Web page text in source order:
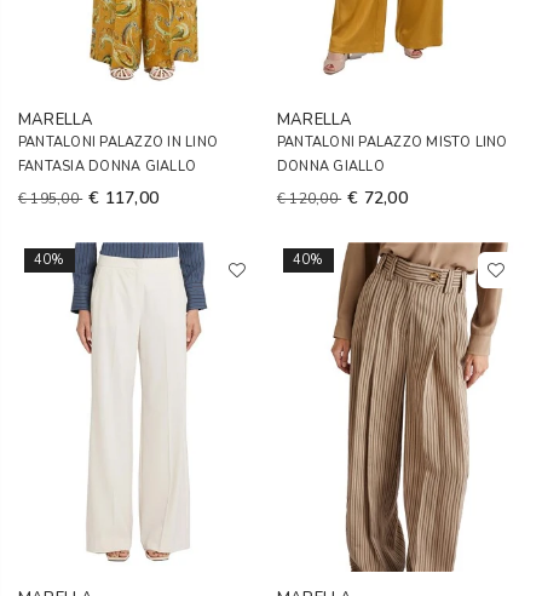
MARELLA
PANTALONI PALAZZO IN LINO
FANTASIA DONNA GIALLO
€ 195,00 € 117,00
MARELLA
PANTALONI PALAZZO MISTO LINO
DONNA GIALLO
€ 120,00 € 72,00
40% 40%